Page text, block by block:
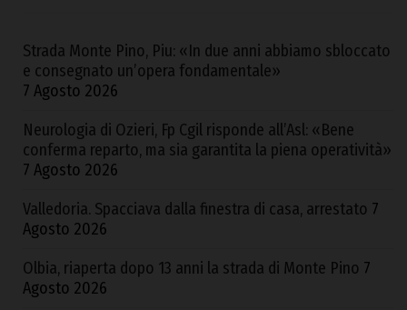
Strada Monte Pino, Piu: «In due anni abbiamo sbloccato
e consegnato un’opera fondamentale»
7 Agosto 2026
Neurologia di Ozieri, Fp Cgil risponde all’Asl: «Bene
conferma reparto, ma sia garantita la piena operatività»
7 Agosto 2026
Valledoria. Spacciava dalla finestra di casa, arrestato 7
Agosto 2026
Olbia, riaperta dopo 13 anni la strada di Monte Pino 7
Agosto 2026